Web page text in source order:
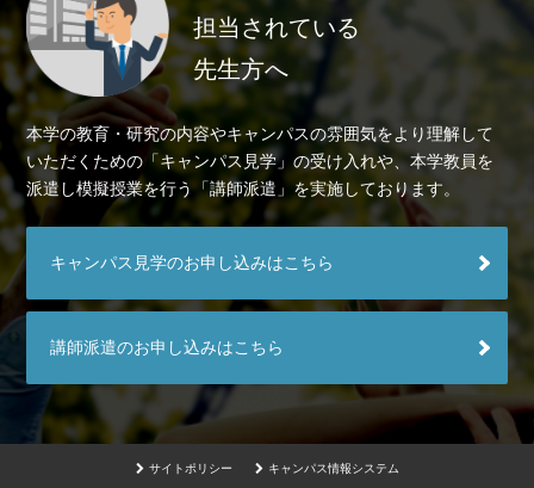
担当されている
先生方へ
本学の教育・研究の内容やキャンパスの雰囲気をより理解して
いただくための「キャンパス見学」の受け入れや、本学教員を
派遣し模擬授業を行う「講師派遣」を実施しております。
キャンパス見学のお申し込みはこちら
講師派遣のお申し込みはこちら
サイトポリシー キャンパス情報システム